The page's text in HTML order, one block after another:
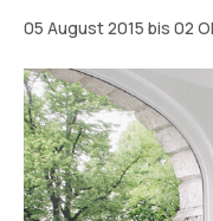
05 August 2015 bis 02
Hamburg